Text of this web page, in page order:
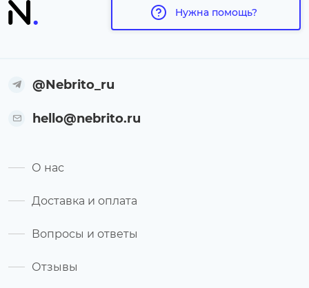
Нужна помощь?
@Nebrito_ru
hello@nebrito.ru
О нас
Доставка и оплата
Вопросы и ответы
Отзывы